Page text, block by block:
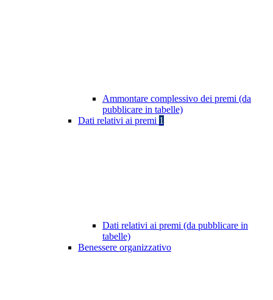
Ammontare complessivo dei premi (da
pubblicare in tabelle)
Dati relativi ai premi 1
Dati relativi ai premi (da pubblicare in
tabelle)
Benessere organizzativo